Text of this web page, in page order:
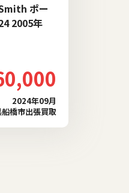
ポー
2005年
2024年09月
橋市出張買取